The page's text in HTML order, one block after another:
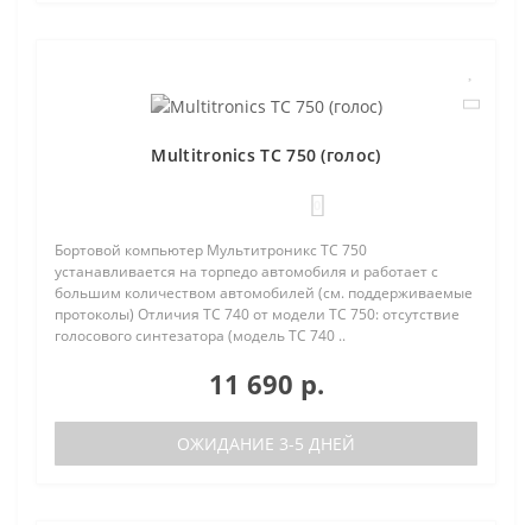
Multitronics TC 750 (голос)
Бортовой компьютер Мультитроникс TC 750
устанавливается на торпедо автомобиля и работает с
большим количеством автомобилей (см. поддерживаемые
протоколы) Отличия TC 740 от модели TC 750: отсутствие
голосового синтезатора (модель TC 740 ..
11 690 р.
ОЖИДАНИЕ 3-5 ДНЕЙ